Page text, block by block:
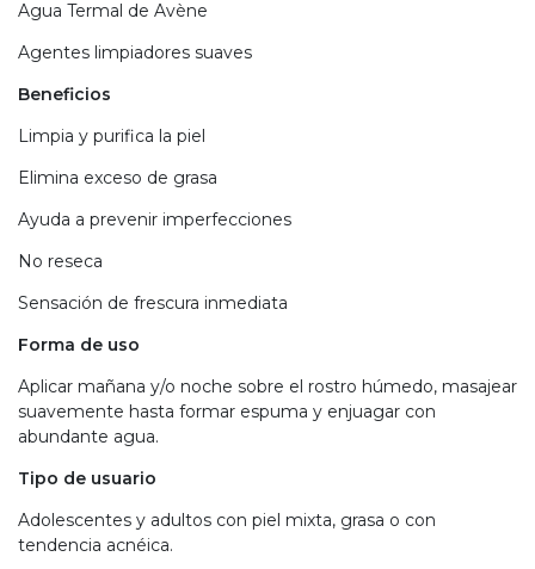
Agua Termal de Avène
Agentes limpiadores suaves
Beneficios
Limpia y purifica la piel
Elimina exceso de grasa
Ayuda a prevenir imperfecciones
No reseca
Sensación de frescura inmediata
Forma de uso
Aplicar mañana y/o noche sobre el rostro húmedo, masajear
suavemente hasta formar espuma y enjuagar con
abundante agua.
Tipo de usuario
Adolescentes y adultos con piel mixta, grasa o con
tendencia acnéica.